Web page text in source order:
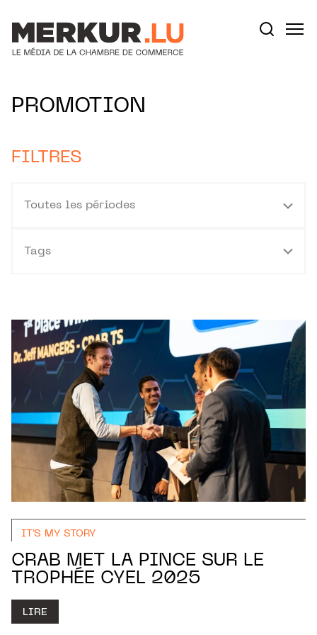
PROMOTION
FILTRES
Toutes les périodes
Tags
IT'S MY STORY
CRAB MET LA PINCE SUR LE
TROPHÉE CYEL 2025
LIRE